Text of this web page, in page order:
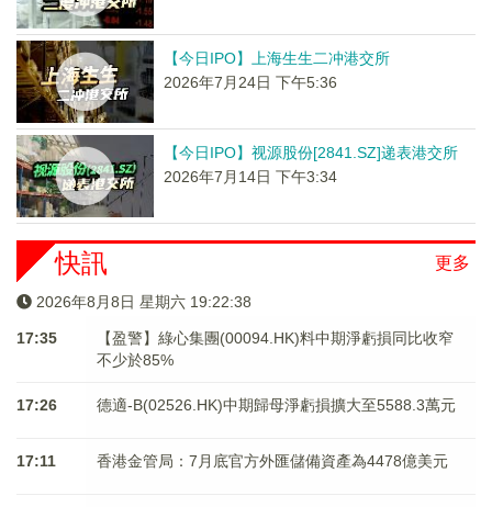
【今日IPO】上海生生二冲港交所
2026年7月24日 下午5:36
【今日IPO】视源股份[2841.SZ]递表港交所
2026年7月14日 下午3:34
更多
快訊
2026年8月8日 星期六 19:22:38
17:35
【盈警】綠心集團(00094.HK)料中期淨虧損同比收窄
不少於85%
17:26 德適-B(02526.HK)中期歸母淨虧損擴大至5588.3萬元
17:11 香港金管局：7月底官方外匯儲備資產為4478億美元